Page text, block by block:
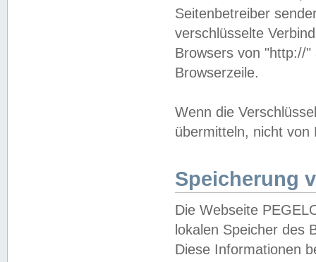
Seitenbetreiber
verschlüsselte
Browsers von "http://
Browserzeile.
Wenn die
übermitteln, nicht von
Speicherung
Die Webseite
lokalen Speicher des
Diese Informationen